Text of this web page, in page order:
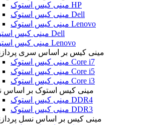
مینی کیس استوک HP
مینی کیس استوک Dell
مینی کیس استوک Lenovo
مینی کیس استوک Dell
مینی کیس استوک Lenovo
مینی کیس بر اساس سری
مینی کیس استوک Core i7
مینی کیس استوک Core i5
مینی کیس استوک Core i3
مینی کیس استوک بر اساس
مینی کیس استوک DDR4
مینی کیس استوک DDR3
مینی کیس بر اساس نسل